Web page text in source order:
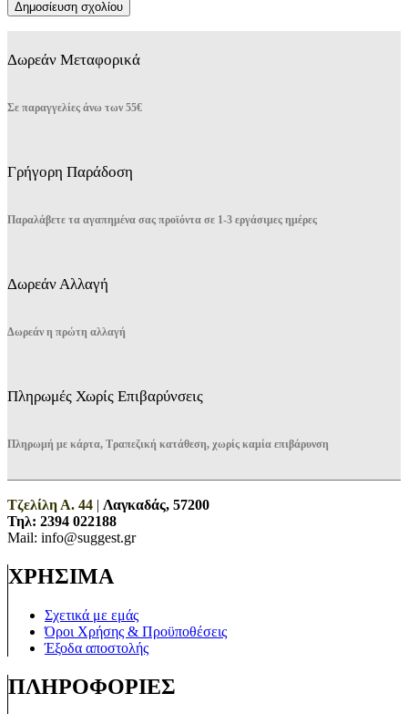
Δωρεάν Μεταφορικά
Σε παραγγελίες άνω των 55€
Γρήγορη Παράδοση
Παραλάβετε τα αγαπημένα σας προϊόντα σε 1-3 εργάσιμες ημέρες
Δωρεάν Αλλαγή
Δωρεάν η πρώτη αλλαγή
Πληρωμές Χωρίς Επιβαρύνσεις
Πληρωμή με κάρτα, Τραπεζική κατάθεση, χωρίς καμία επιβάρυνση
Τζελίλη Α. 44 | Λαγκαδάς, 57200
Τηλ: 2394 022188
Mail: info@suggest.gr
ΧΡΗΣΙΜΑ
Σχετικά με εμάς
Όροι Χρήσης & Προϋποθέσεις
Έξοδα αποστολής
ΠΛΗΡΟΦΟΡΙΕΣ